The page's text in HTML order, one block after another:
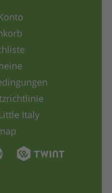
Italy